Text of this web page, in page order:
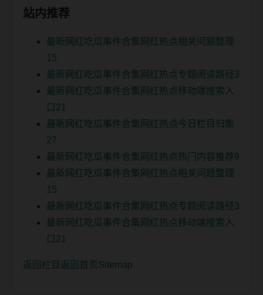
站内推荐
最新网红吃瓜事件合集网红热点相关问题整理
15
最新网红吃瓜事件合集网红热点专题阅读路径3
最新网红吃瓜事件合集网红热点移动端搜索入
口21
最新网红吃瓜事件合集网红热点今日栏目归集
27
最新网红吃瓜事件合集网红热点热门内容推荐9
最新网红吃瓜事件合集网红热点相关问题整理
15
最新网红吃瓜事件合集网红热点专题阅读路径3
最新网红吃瓜事件合集网红热点移动端搜索入
口21
返回栏目 返回首页 Sitemap